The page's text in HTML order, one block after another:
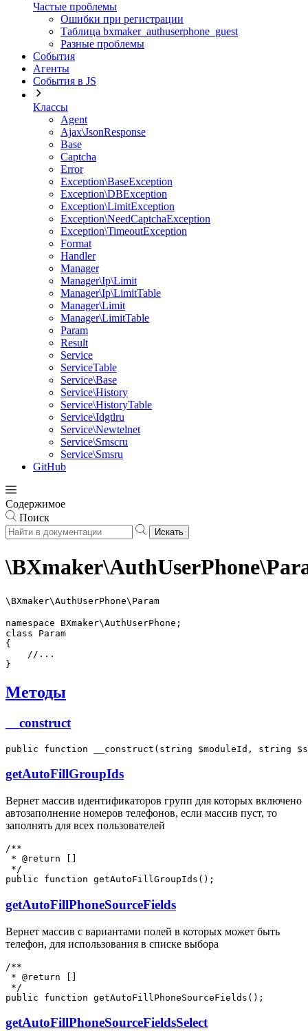
Частые проблемы
Ошибки при регистрации
Таблица bxmaker_authuserphone_guest
Разные проблемы
События
Агенты
События в JS
Классы
Agent
Ajax\JsonResponse
Base
Captcha
Error
Exception\BaseException
Exception\DBException
Exception\LimitException
Exception\NeedCaptchaException
Exception\TimeoutException
Format
Handler
Manager
Manager\Ip\Limit
Manager\Ip\LimitTable
Manager\Limit
Manager\LimitTable
Param
Result
Service
ServiceTable
Service\Base
Service\History
Service\HistoryTable
Service\Idgtlru
Service\Newtelnet
Service\Smscru
Service\Smsru
GitHub
Содержимое
Поиск
Искать
\BXmaker\AuthUserPhone\Param
namespace BXmaker\AuthUserPhone;
class Param
{
    //...
Методы
__construct
getAutoFillGroupIds
Вернет массив идентификаторов групп для которых включено
автозаполнение номеров телефонов, если массив пуст, то
заполнять для всех пользователей
/**
* @return []
*/
getAutoFillPhoneSourceFields
Вернет массив с вариантами полей в которых может быть
телефон, для использования в списке выбора
/**
* @return []
*/
getAutoFillPhoneSourceFieldsSelect